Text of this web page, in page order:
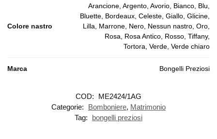
Colore nastro
Arancione, Argento, Avorio, Bianco, Blu,
Bluette, Bordeaux, Celeste, Giallo, Glicine,
Lilla, Marrone, Nero, Nessun nastro, Oro,
Rosa, Rosa Antico, Rosso, Tiffany,
Tortora, Verde, Verde chiaro
Marca Bongelli Preziosi
COD:
ME2424/1AG
Categorie:
Bomboniere, Matrimonio
Tag:
bongelli preziosi